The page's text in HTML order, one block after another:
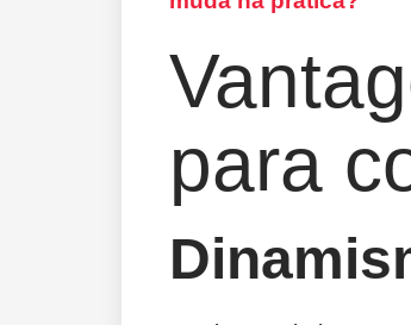
para